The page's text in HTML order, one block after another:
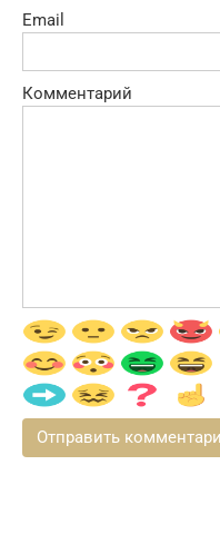
Email
Комментарий